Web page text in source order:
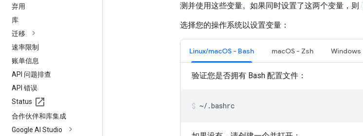
弃用
库
迁移
速率限制
账单信息
API 问题排查
API 错误
Status
合作伙伴和库集成
Google AI Studio
测并使用这些变量。如果同时设置了这两个变量，则
选择您的操作系统以设置变量：
Linux/macOS - Bash macOS - Zsh Windows
验证您是否拥有 Bash 配置文件：
~/.bashrc